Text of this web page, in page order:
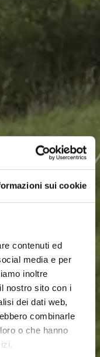
sui cookie
contenuti ed
media e per
inoltre
nostro sito con i
dei dati web,
combinarle
o che hanno